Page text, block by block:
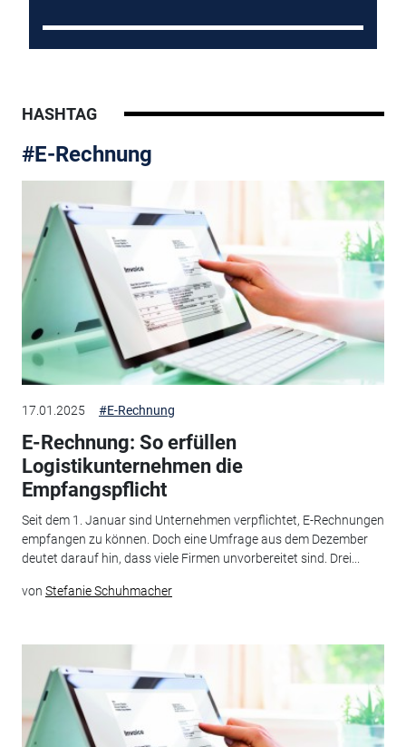
HASHTAG
#E-Rechnung
17.01.2025 #E-Rechnung
E-Rechnung: So erfüllen
Logistikunternehmen die
Empfangspflicht
Seit dem 1. Januar sind Unternehmen verpflichtet, E-Rechnungen
empfangen zu können. Doch eine Umfrage aus dem Dezember
deutet darauf hin, dass viele Firmen unvorbereitet sind. Drei...
von Stefanie Schuhmacher